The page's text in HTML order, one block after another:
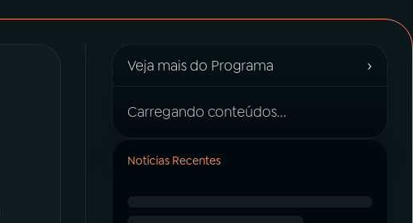
Veja mais do Programa ›
Carregando conteúdos...
Notícias Recentes